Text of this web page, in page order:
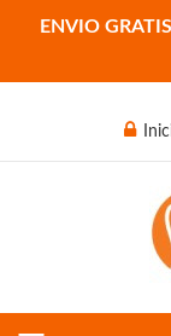
ENVIO